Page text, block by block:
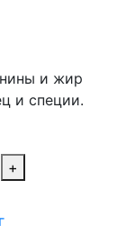
и жир
и специи.
+